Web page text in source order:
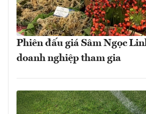
Phiên đấu giá Sâm Ngọc
doanh nghiệp tham gia